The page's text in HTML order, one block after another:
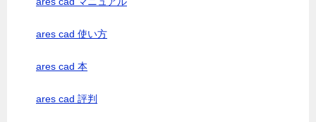
ares cad 使い方
ares cad 本
ares cad 評判